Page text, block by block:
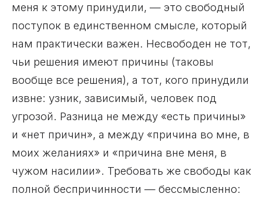
меня к этому принудили, — это свободный
поступок в единственном смысле, который
нам практически важен. Несвободен не тот,
чьи решения имеют причины (таковы
вообще все решения), а тот, кого принудили
извне: узник, зависимый, человек под
угрозой. Разница не между «есть причины»
и «нет причин», а между «причина во мне, в
моих желаниях» и «причина вне меня, в
чужом насилии». Требовать же свободы как
полной беспричинности — бессмысленно: